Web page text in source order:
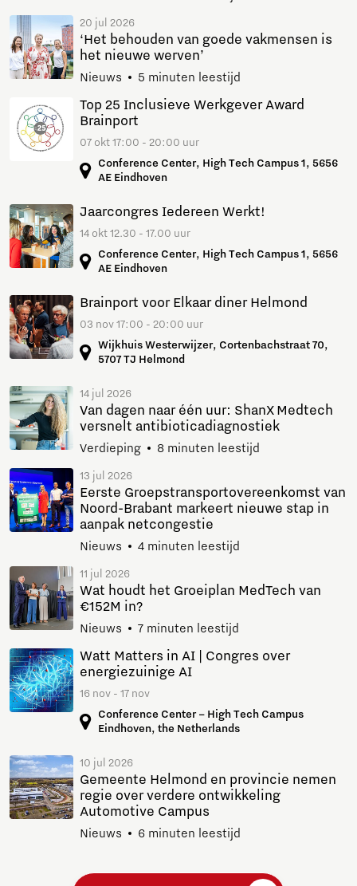
20 jul 2026
‘Het behouden van goede vakmensen is
het nieuwe werven’
Nieuws 5 minuten leestijd
Top 25 Inclusieve Werkgever Award
Brainport
07 okt 17:00 - 20:00 uur
Conference Center, High Tech Campus 1, 5656
AE Eindhoven
Jaarcongres Iedereen Werkt!
14 okt 12.30 - 17.00 uur
Conference Center, High Tech Campus 1, 5656
AE Eindhoven
Brainport voor Elkaar diner Helmond
03 nov 17:00 - 20:00 uur
Wijkhuis Westerwijzer, Cortenbachstraat 70,
5707 TJ Helmond
14 jul 2026
Van dagen naar één uur: ShanX Medtech
versnelt antibioticadiagnostiek
Verdieping 8 minuten leestijd
13 jul 2026
Eerste Groepstransportovereenkomst van
Noord-Brabant markeert nieuwe stap in
aanpak netcongestie
Nieuws 4 minuten leestijd
11 jul 2026
Wat houdt het Groeiplan MedTech van
€152M in?
Nieuws 7 minuten leestijd
Watt Matters in AI | Congres over
energiezuinige AI
16 nov - 17 nov
Conference Center – High Tech Campus
Eindhoven, the Netherlands
10 jul 2026
Gemeente Helmond en provincie nemen
regie over verdere ontwikkeling
Automotive Campus
Nieuws 6 minuten leestijd